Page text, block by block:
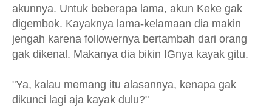
akunnya. Untuk beberapa lama, akun Keke gak
digembok. Kayaknya lama-kelamaan dia makin
jengah karena followernya bertambah dari orang
gak dikenal. Makanya dia bikin IGnya kayak gitu.
"Ya, kalau memang itu alasannya, kenapa gak
dikunci lagi aja kayak dulu?"